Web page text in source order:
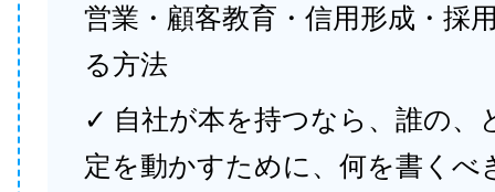
営業・顧客教育・信用形成・採
る方法
✓ 自社が本を持つなら、誰の、
定を動かすために、何を書くべ